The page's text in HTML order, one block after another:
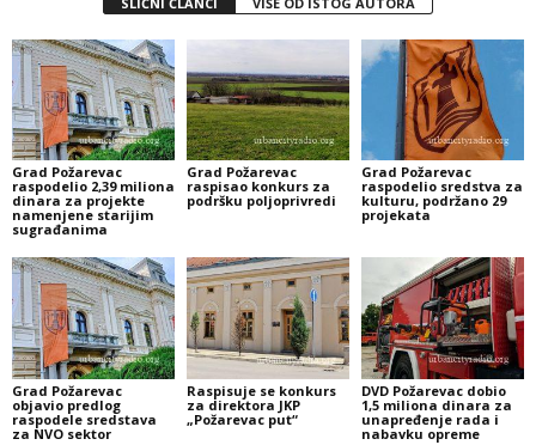
Grad Požarevac
raspodelio 2,39 miliona
dinara za projekte
namenjene starijim
sugrađanima
Grad Požarevac
raspisao konkurs za
podršku poljoprivredi
Grad Požarevac
raspodelio sredstva za
kulturu, podržano 29
projekata
Grad Požarevac
objavio predlog
raspodele sredstava
za NVO sektor
Raspisuje se konkurs
za direktora JKP
„Požarevac put“
DVD Požarevac dobio
1,5 miliona dinara za
unapređenje rada i
nabavku opreme